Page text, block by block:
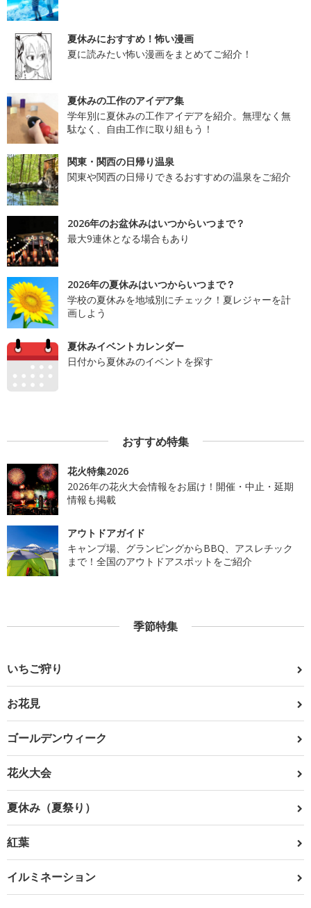
夏休みにおすすめ！怖い漫画
夏に読みたい怖い漫画をまとめてご紹介！
夏休みの工作のアイデア集
学年別に夏休みの工作アイデアを紹介。無理なく無
駄なく、自由工作に取り組もう！
関東・関西の日帰り温泉
関東や関西の日帰りできるおすすめの温泉をご紹介
2026年のお盆休みはいつからいつまで？
最大9連休となる場合もあり
2026年の夏休みはいつからいつまで？
学校の夏休みを地域別にチェック！夏レジャーを計
画しよう
夏休みイベントカレンダー
日付から夏休みのイベントを探す
おすすめ特集
花火特集2026
2026年の花火大会情報をお届け！開催・中止・延期
情報も掲載
アウトドアガイド
キャンプ場、グランピングからBBQ、アスレチック
まで！全国のアウトドアスポットをご紹介
季節特集
いちご狩り
お花見
ゴールデンウィーク
花火大会
夏休み（夏祭り）
紅葉
イルミネーション